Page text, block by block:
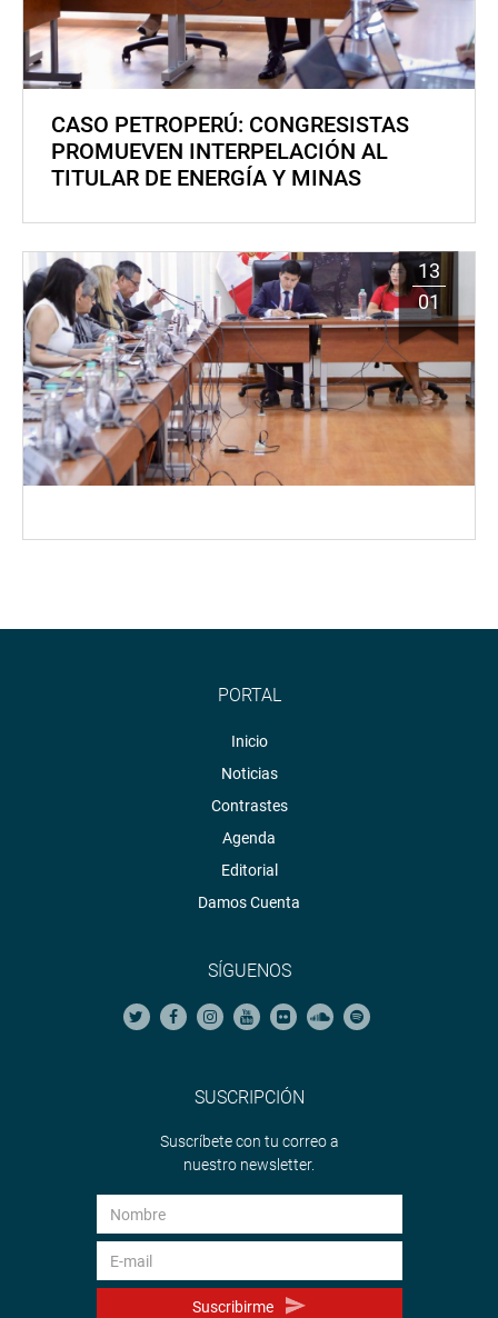
CASO PETROPERÚ: CONGRESISTAS
PROMUEVEN INTERPELACIÓN AL
TITULAR DE ENERGÍA Y MINAS
13
01
PORTAL
Inicio
Noticias
Contrastes
Agenda
Editorial
Damos Cuenta
SÍGUENOS
SUSCRIPCIÓN
Suscríbete con tu correo a
nuestro newsletter.
Suscribirme